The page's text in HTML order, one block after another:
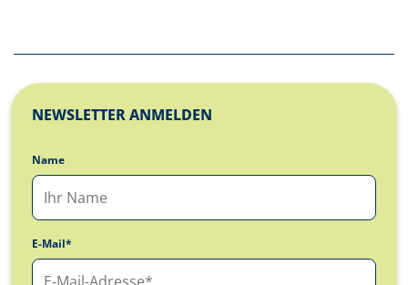
NEWSLETTER ANMELDEN
Name
E-Mail*